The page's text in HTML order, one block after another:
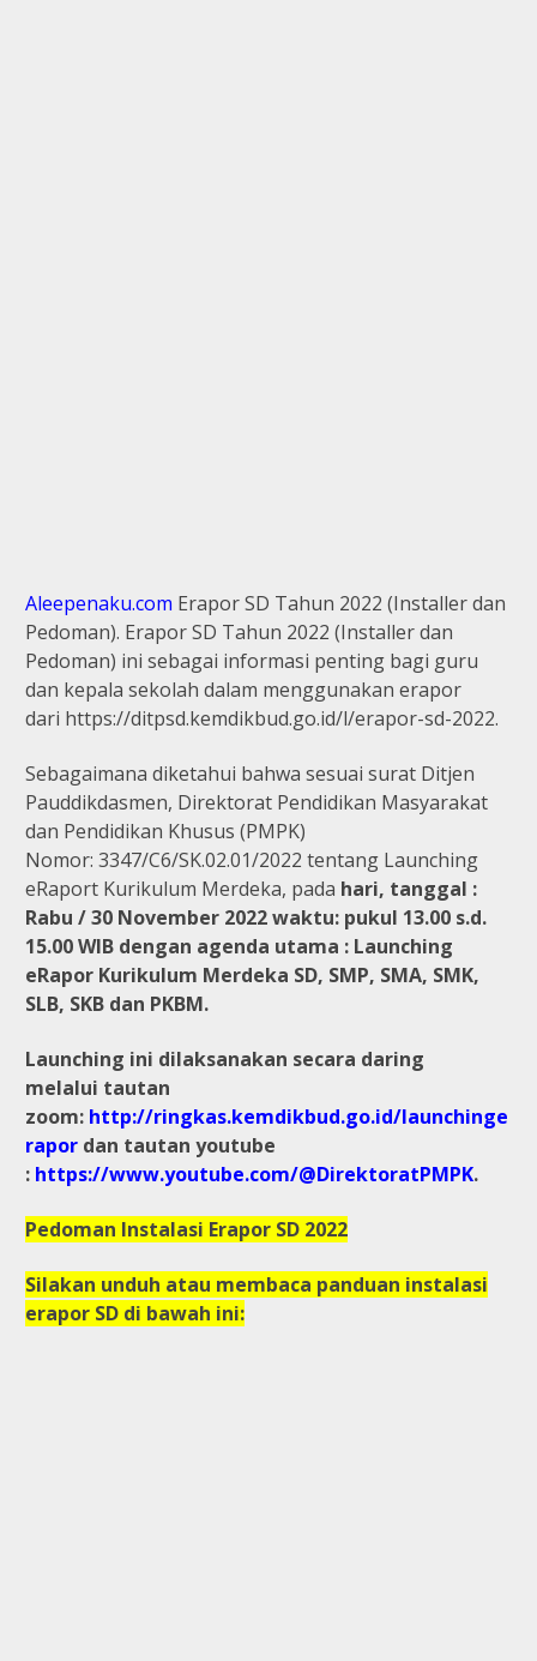
Aleepenaku.com Erapor SD Tahun 2022 (Installer dan
Pedoman). Erapor SD Tahun 2022 (Installer dan
Pedoman) ini sebagai informasi penting bagi guru
dan kepala sekolah dalam menggunakan erapor
dari https://ditpsd.kemdikbud.go.id/l/erapor-sd-2022.
Sebagaimana diketahui bahwa sesuai surat Ditjen
Pauddikdasmen, Direktorat Pendidikan Masyarakat
dan Pendidikan Khusus (PMPK)
Nomor: 3347/C6/SK.02.01/2022 tentang Launching
eRaport Kurikulum Merdeka, pada hari, tanggal :
Rabu / 30 November 2022waktu: pukul 13.00 s.d.
15.00 WIB dengan agenda utama : Launching
eRapor Kurikulum Merdeka SD, SMP, SMA, SMK,
SLB, SKB dan PKBM.
Launching ini dilaksanakan secara daring
melalui tautan
zoom: http://ringkas.kemdikbud.go.id/launchinge
rapor dan tautan youtube
: https://www.youtube.com/@DirektoratPMPK.
Pedoman Instalasi Erapor SD 2022
Silakan unduh atau membaca panduan instalasi
erapor SD di bawah ini: